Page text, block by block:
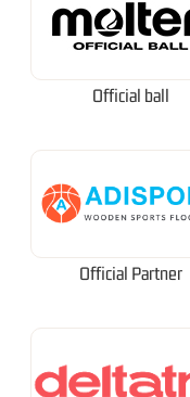
Official ball
Official Partner